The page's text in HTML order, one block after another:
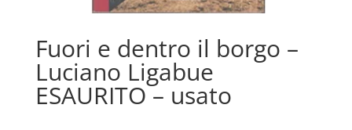
Fuori e dentro il borgo –
Luciano Ligabue
ESAURITO – usato